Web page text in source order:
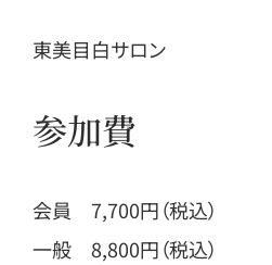
東美目白サロン
参加費
会員 7,700円（税込）
一般 8,800円（税込）